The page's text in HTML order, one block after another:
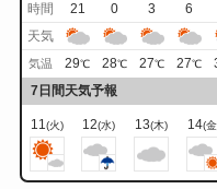
時間
21 0 3 6
天気
気温 29℃ 28℃ 27℃ 27℃
7日間天気予報
11(火) 12(水) 13(木) 14(